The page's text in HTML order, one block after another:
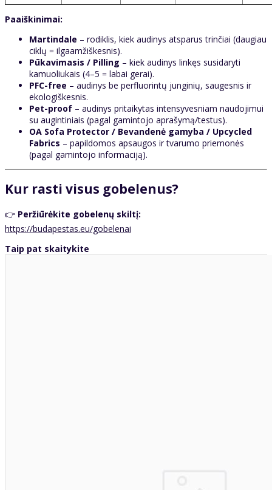
Paaiškinimai:
Martindale – rodiklis, kiek audinys atsparus trinčiai (daugiau
ciklų = ilgaamžiškesnis).
Pūkavimasis / Pilling – kiek audinys linkęs susidaryti
kamuoliukais (4–5 = labai gerai).
PFC-free – audinys be perfluorintų junginių, saugesnis ir
ekologiškesnis.
Pet-proof – audinys pritaikytas intensyvesniam naudojimui
su augintiniais (pagal gamintojo aprašymą/testus).
OA Sofa Protector / Bevandenė gamyba / Upcycled
Fabrics – papildomos apsaugos ir tvarumo priemonės
(pagal gamintojo informaciją).
Kur rasti visus gobelenus?
👉 Peržiūrėkite gobelenų skiltį:
https://budapestas.eu/gobelenai
Taip pat skaitykite